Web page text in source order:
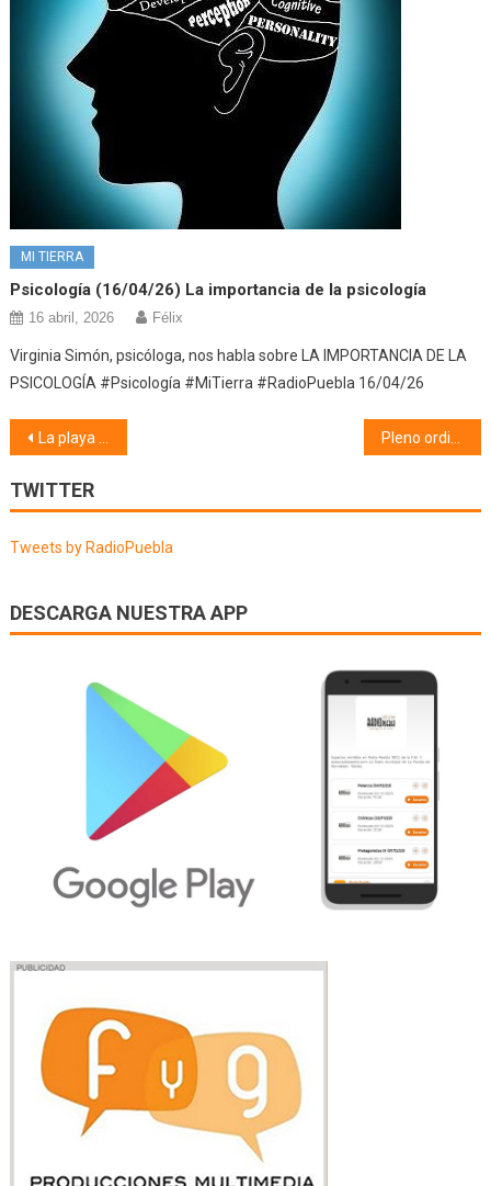
MI TIERRA
Psicología (16/04/26) La importancia de la psicología
16 abril, 2026 Félix
Virginia Simón, psicóloga, nos habla sobre LA IMPORTANCIA DE LA
PSICOLOGÍA #Psicología #MiTierra #RadioPuebla 16/04/26
Navegación
de
entradas
La playa (04/05/21)
TWITTER
Tweets by RadioPuebla
DESCARGA NUESTRA APP